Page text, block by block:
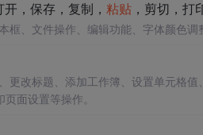
，保存，复制， 粘贴，剪切，打
、文件操作、编辑功能、字体颜色调
、更改标题、添加工作簿、设置单元格
面设置等操作。